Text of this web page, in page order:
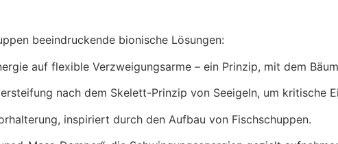
beeindruckende bionische Lösungen:
auf flexible Verzweigungsarme – ein Prinzip, mit dem
nach dem Skelett-Prinzip von Seeigeln, um kritische
inspiriert durch den Aufbau von Fischschuppen.